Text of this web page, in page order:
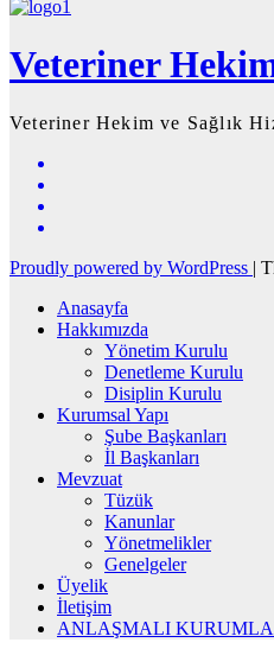
Veteriner
Veteriner Hekim ve Sağlık
Proudly powered by WordPress |
Anasayfa
Hakkımızda
Yönetim Kurulu
Denetleme Kurulu
Disiplin Kurulu
Kurumsal Yapı
Şube Başkanları
İl Başkanları
Mevzuat
Tüzük
Kanunlar
Yönetmelikler
Genelgeler
Üyelik
İletişim
ANLAŞMALI